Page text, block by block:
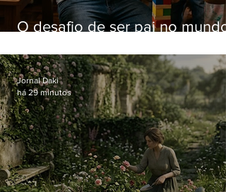
O desafio de ser pai no mundo
Jornal Daki
há 29 minutos